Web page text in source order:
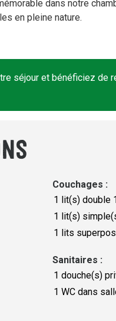
dans notre
en pleine nature.
séjour et bénéficiez de
Couchages :
1 lit(s) double
1 lit(s)
1 lits
Sanitaires :
1 douche(s)
1 WC dans